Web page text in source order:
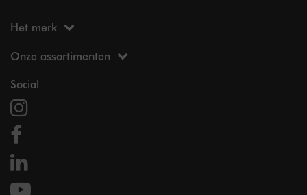
Het merk
Onze assortimenten
Social